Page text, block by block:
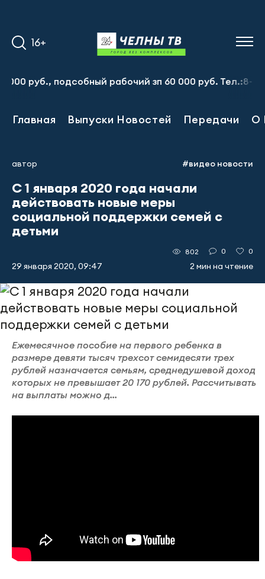
16+
подсобный рабочий зп 60 000 руб. Тел.:8-917-913-
Главная Выпуски Новостей Передачи О
автор #видео новости
С 1 января 2020 года начали
действовать новые меры
социальной поддержки семей с
детьми
29 января 2020, 09:47
802 0 0
2 мин на чтение
Ежемесячное пособие на первого ребенка в
размере девяти тысяч трехсот семидесяти трех
рублей назначается семьям, среднедушевой доход
которых не превышает 20 170 рублей. Рассчитывать
на выплаты можно д...